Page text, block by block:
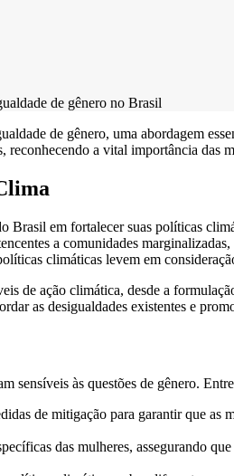
de gênero no Brasil
de gênero, uma abordagem
a vital importância das
Brasil em fortalecer suas políticas
a comunidades
climáticas levem em
de ação climática, desde a
as desigualdades existentes e
sensíveis às questões de gênero.
de mitigação para garantir que as
das mulheres, assegurando